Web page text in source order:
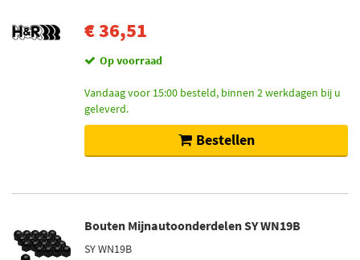
€ 36,51
Op voorraad
Vandaag voor 15:00 besteld, binnen 2 werkdagen bij u
geleverd.
Bestellen
Bouten Mijnautoonderdelen SY WN19B
SY WN19B